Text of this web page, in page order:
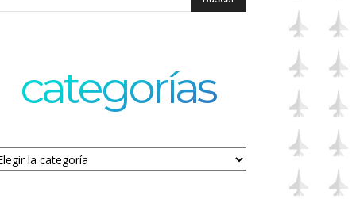
categorías